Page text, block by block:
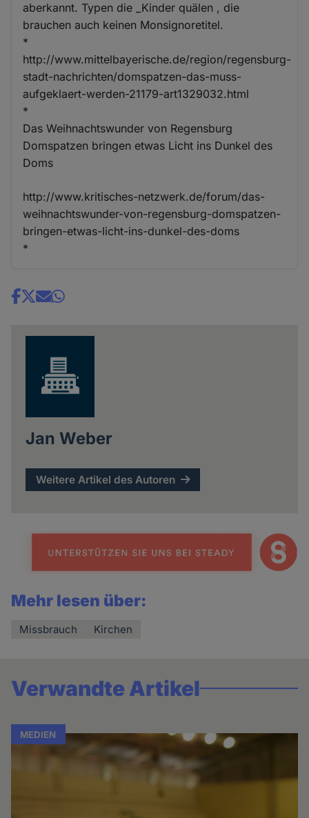
aberkannt. Typen die _Kinder quälen , die
brauchen auch keinen Monsignoretitel.
*
http://www.mittelbayerische.de/region/regensburg-
stadt-nachrichten/domspatzen-das-muss-
aufgeklaert-werden-21179-art1329032.html
*
Das Weihnachtswunder von Regensburg
Domspatzen bringen etwas Licht ins Dunkel des
Doms
http://www.kritisches-netzwerk.de/forum/das-
weihnachtswunder-von-regensburg-domspatzen-
bringen-etwas-licht-ins-dunkel-des-doms
*
Share
Jan Weber
Weitere Artikel des Autoren
Mehr lesen über:
Missbrauch Kirchen
Verwandte Artikel
MEDIEN